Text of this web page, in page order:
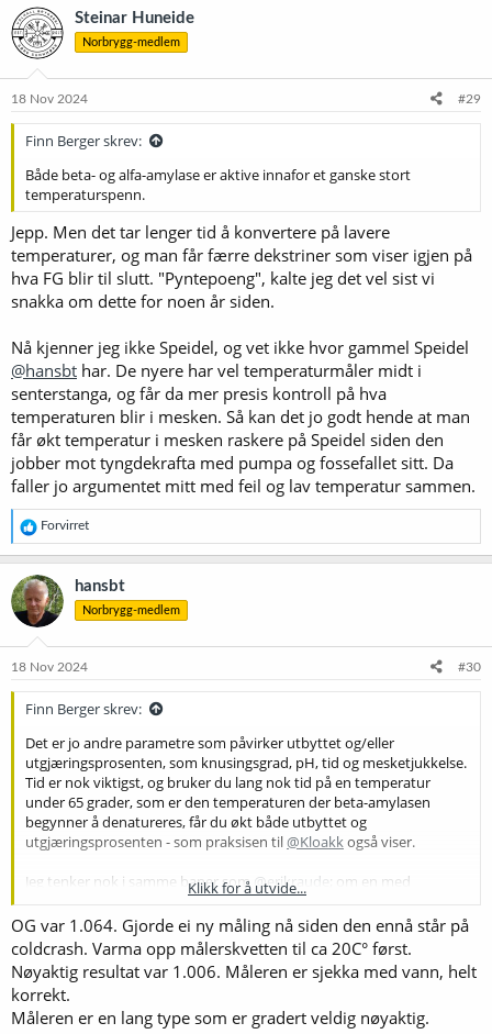
k
s
j
o
e
Steinar Huneide
Norbrygg-medlem
18 Nov 2024 #29
Finn Berger skrev:
Både beta- og alfa-amylase er aktive innafor et ganske stort
temperaturspenn.
Jepp. Men det tar lenger tid å konvertere på lavere
temperaturer, og man får færre dekstriner som viser igjen på
hva FG blir til slutt. "Pyntepoeng", kalte jeg det vel sist vi
snakka om dette for noen år siden.
Nå kjenner jeg ikke Speidel, og vet ikke hvor gammel Speidel
@hansbt har. De nyere har vel temperaturmåler midt i
senterstanga, og får da mer presis kontroll på hva
temperaturen blir i mesken. Så kan det jo godt hende at man
får økt temperatur i mesken raskere på Speidel siden den
jobber mot tyngdekrafta med pumpa og fossefallet sitt. Da
faller jo argumentet mitt med feil og lav temperatur sammen.
R
e
a
k
s
j
o
e
Forvirret
hansbt
Norbrygg-medlem
18 Nov 2024 #30
Finn Berger skrev:
Det er jo andre parametre som påvirker utbyttet og/eller
utgjæringsprosenten, som knusingsgrad, pH, tid og mesketjukkelse.
Tid er nok viktigst, og bruker du lang nok tid på en temperatur
under 65 grader, som er den temperaturen der beta-amylasen
begynner å denatureres, får du økt både utbyttet og
utgjæringsprosenten - som praksisen til@Kloakkogså viser.
Jeg tenker nok i samme baner som @erikraude; om en med
standard meskemetoder konstant får en utgjæringsprosent godt
oppe på 80-tallet med gjær som normalt ligger under 80, eller
kanskje for noen typers vedkommende så vidt bikker over, virker
infeksjon/kontaminasjon som ei rimelig forklaring.
@hansbt
utgjæring du faktisk fikk.
Klikk for å utvide...
OG var 1.064. Gjorde ei ny måling nå siden den ennå står på
coldcrash. Varma opp målerskvetten til ca 20C° først.
Nøyaktig resultat var 1.006. Måleren er sjekka med vann, helt
korrekt.
Måleren er en lang type som er gradert veldig nøyaktig.